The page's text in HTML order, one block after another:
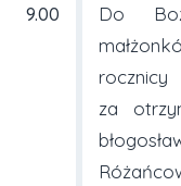
9.00
Do
za